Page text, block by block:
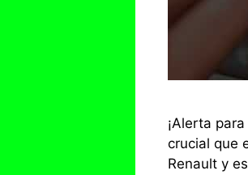
¡Alerta
crucial que
Renault y